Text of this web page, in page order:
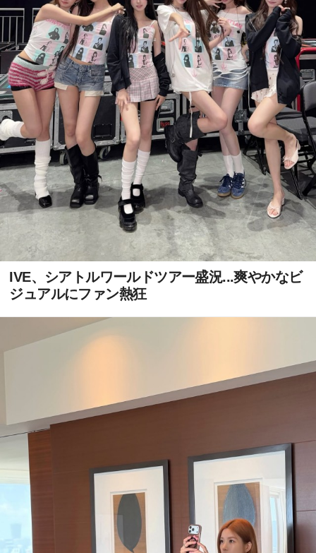
IVE、シアトルワールドツアー盛況...爽やかなビ
ジュアルにファン熱狂